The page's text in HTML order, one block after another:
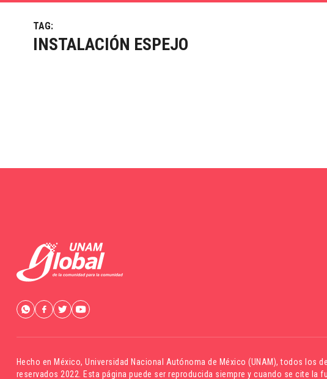
TAG:
INSTALACIÓN ESPEJO
Hecho en México,Universidad Nacional Autónoma de México (UNAM), todos los
reservados 2022. Esta página puede ser reproducida siempre y cuando se cite la